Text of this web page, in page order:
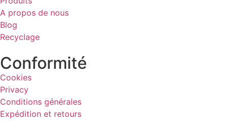
A propos de nous
Blog
Recyclage
Conformité
Cookies
Privacy
Conditions générales
Expédition et retours